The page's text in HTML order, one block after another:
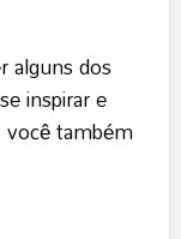
alguns dos
inspirar e
você também